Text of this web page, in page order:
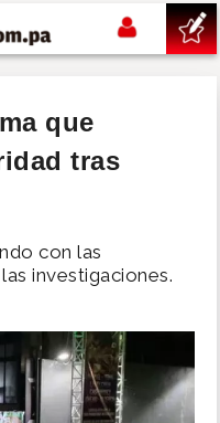
que
tras
con las
investigaciones.